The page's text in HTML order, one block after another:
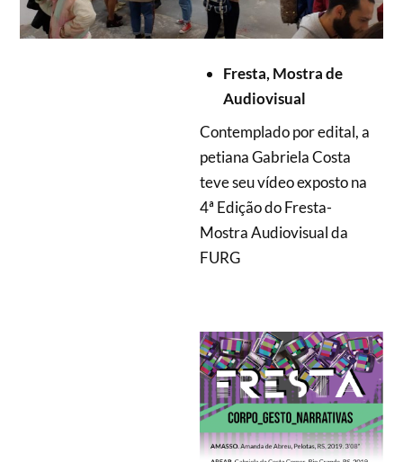
Fresta, Mostra de
Audiovisual
Contemplado por edital, a
petiana Gabriela Costa
teve seu vídeo exposto na
4ª Edição do Fresta-
Mostra Audiovisual da
FURG